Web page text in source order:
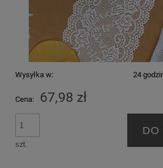
Wysyłka w: 24
Cena: 67,98 zł
szt.
DO